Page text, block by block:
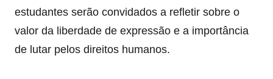
estudantes serão convidados a refletir sobre o
valor da liberdade de expressão e a importância
de lutar pelos direitos humanos.